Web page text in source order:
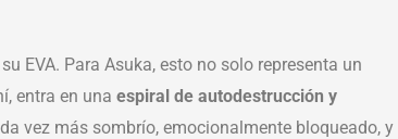
EVA. Para Asuka, esto no solo representa un
entra en una espiral de autodestrucción y
vez más sombrío, emocionalmente bloqueado, y